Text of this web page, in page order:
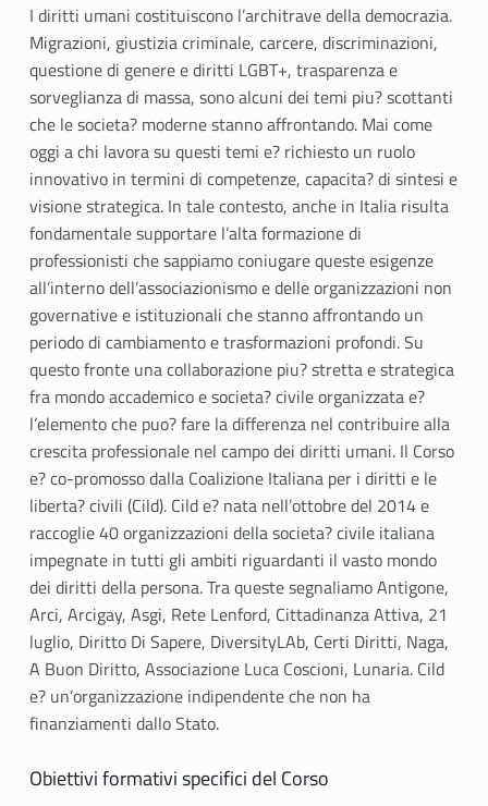
I diritti umani costituiscono l’architrave della democrazia.
Migrazioni, giustizia criminale, carcere, discriminazioni,
questione di genere e diritti LGBT+, trasparenza e
sorveglianza di massa, sono alcuni dei temi piu? scottanti
che le societa? moderne stanno affrontando. Mai come
oggi a chi lavora su questi temi e? richiesto un ruolo
innovativo in termini di competenze, capacita? di sintesi e
visione strategica. In tale contesto, anche in Italia risulta
fondamentale supportare l’alta formazione di
professionisti che sappiamo coniugare queste esigenze
all’interno dell’associazionismo e delle organizzazioni non
governative e istituzionali che stanno affrontando un
periodo di cambiamento e trasformazioni profondi. Su
questo fronte una collaborazione piu? stretta e strategica
fra mondo accademico e societa? civile organizzata e?
l’elemento che puo? fare la differenza nel contribuire alla
crescita professionale nel campo dei diritti umani. Il Corso
e? co-promosso dalla Coalizione Italiana per i diritti e le
liberta? civili (Cild). Cild e? nata nell’ottobre del 2014 e
raccoglie 40 organizzazioni della societa? civile italiana
impegnate in tutti gli ambiti riguardanti il vasto mondo
dei diritti della persona. Tra queste segnaliamo Antigone,
Arci, Arcigay, Asgi, Rete Lenford, Cittadinanza Attiva, 21
luglio, Diritto Di Sapere, DiversityLAb, Certi Diritti, Naga,
A Buon Diritto, Associazione Luca Coscioni, Lunaria. Cild
e? un’organizzazione indipendente che non ha
finanziamenti dallo Stato.
Obiettivi formativi specifici del Corso